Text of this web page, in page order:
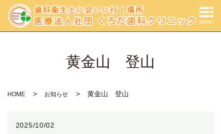
MENU
黄金山 登山
HOME お知らせ 黄金山 登山
2025/10/02